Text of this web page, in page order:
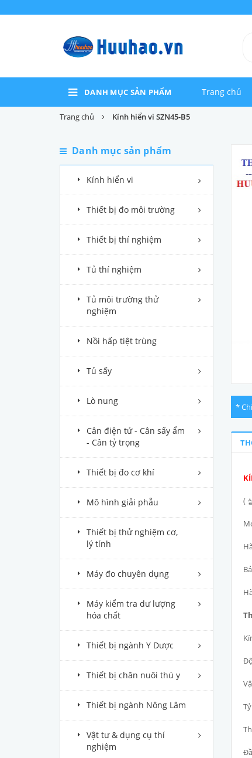
DANH MỤC SẢN PHẨM Trang chủ
Trang chủ Kính hiển vi SZN45-B5
Danh mục sản phẩm
Kính hiển vi
Thiết bị đo môi trường
Thiết bị thí nghiệm
Tủ thí nghiệm
Tủ môi trường thử
nghiệm
Nồi hấp tiệt trùng
Tủ sấy
Lò nung
Cân điện tử - Cân sấy ẩm
- Cân tỷ trọng
Thiết bị đo cơ khí
Mô hình giải phẫu
Thiết bị thử nghiệm cơ,
lý tính
Máy đo chuyên dụng
Máy kiểm tra dư lượng
hóa chất
Thiết bị ngành Y Dược
Thiết bị chăn nuôi thú y
Thiết bị ngành Nông Lâm
Vật tư & dụng cụ thí
nghiệm
*
(